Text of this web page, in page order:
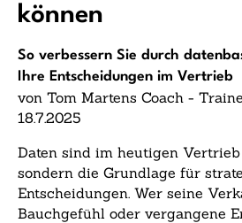
können
So verbessern Sie durch
Ihre Entscheidungen im Vertrieb
von Tom Martens Coach -
18.7.2025
Daten sind im heutigen
sondern die Grundlage für
Entscheidungen. Wer seine
Bauchgefühl oder vergangene